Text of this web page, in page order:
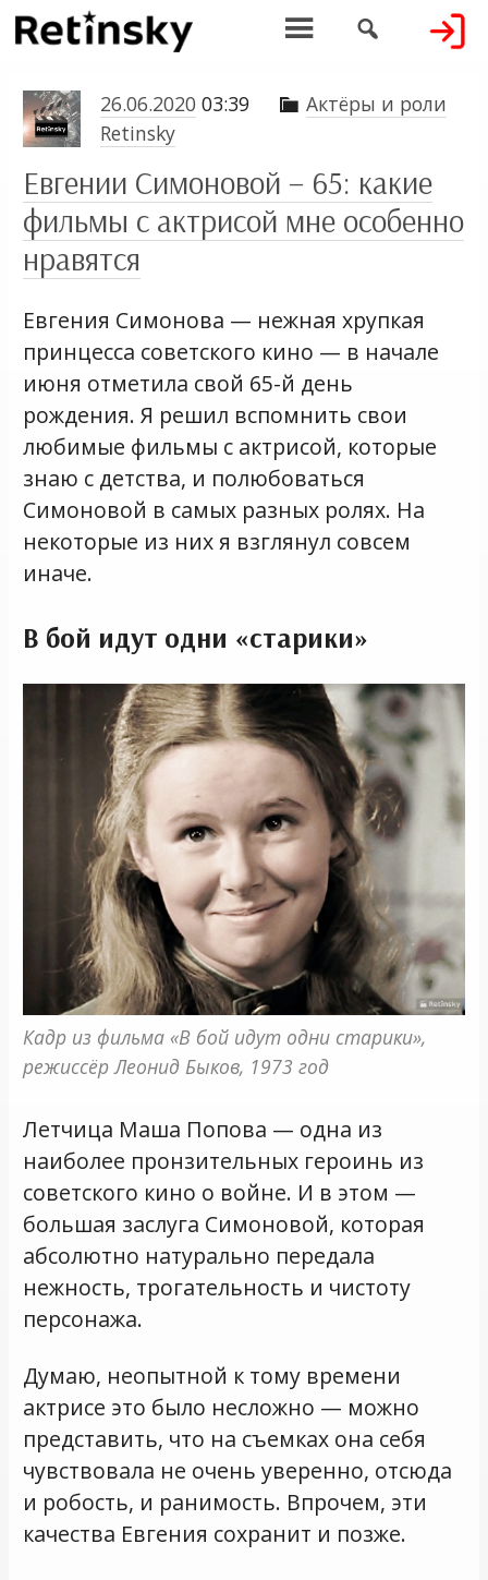
 
26.06.2020 03:39  Актёры и роли
Retinsky
Евгении Симоновой – 65: какие
фильмы с актрисой мне особенно
нравятся
Евгения Симонова — нежная хрупкая
принцесса советского кино — в начале
июня отметила свой 65-й день
рождения. Я решил вспомнить свои
любимые фильмы с актрисой, которые
знаю с детства, и полюбоваться
Симоновой в самых разных ролях. На
некоторые из них я взглянул совсем
иначе.
В бой идут одни «старики»
Кадр из фильма «В бой идут одни старики»,
режиссёр Леонид Быков, 1973 год
Летчица Маша Попова — одна из
наиболее пронзительных героинь из
советского кино о войне. И в этом —
большая заслуга Симоновой, которая
абсолютно натурально передала
нежность, трогательность и чистоту
персонажа.
Думаю, неопытной к тому времени
актрисе это было несложно — можно
представить, что на съемках она себя
чувствовала не очень уверенно, отсюда
и робость, и ранимость. Впрочем, эти
качества Евгения сохранит и позже.